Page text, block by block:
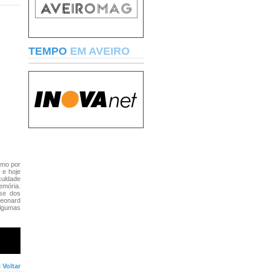
por
e hoje
dos
Voltar
TEMPO EM AVEIRO